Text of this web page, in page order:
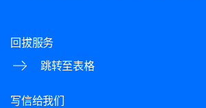
回拔服务
跳转至表格
写信给我们